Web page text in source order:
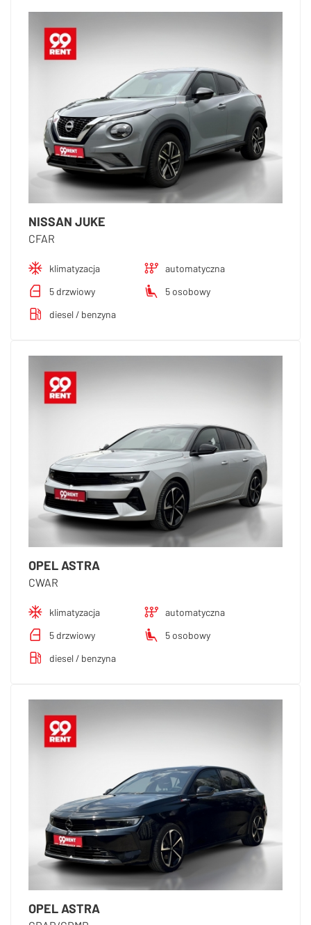
NISSAN JUKE
CFAR
klimatyzacja
automatyczna
5 drzwiowy
5 osobowy
diesel / benzyna
OPEL ASTRA
CWAR
klimatyzacja
automatyczna
5 drzwiowy
5 osobowy
diesel / benzyna
OPEL ASTRA